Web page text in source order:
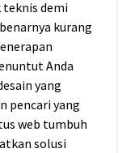
teknis demi
kurang
Anda
yang
pencari yang
web tumbuh
solusi